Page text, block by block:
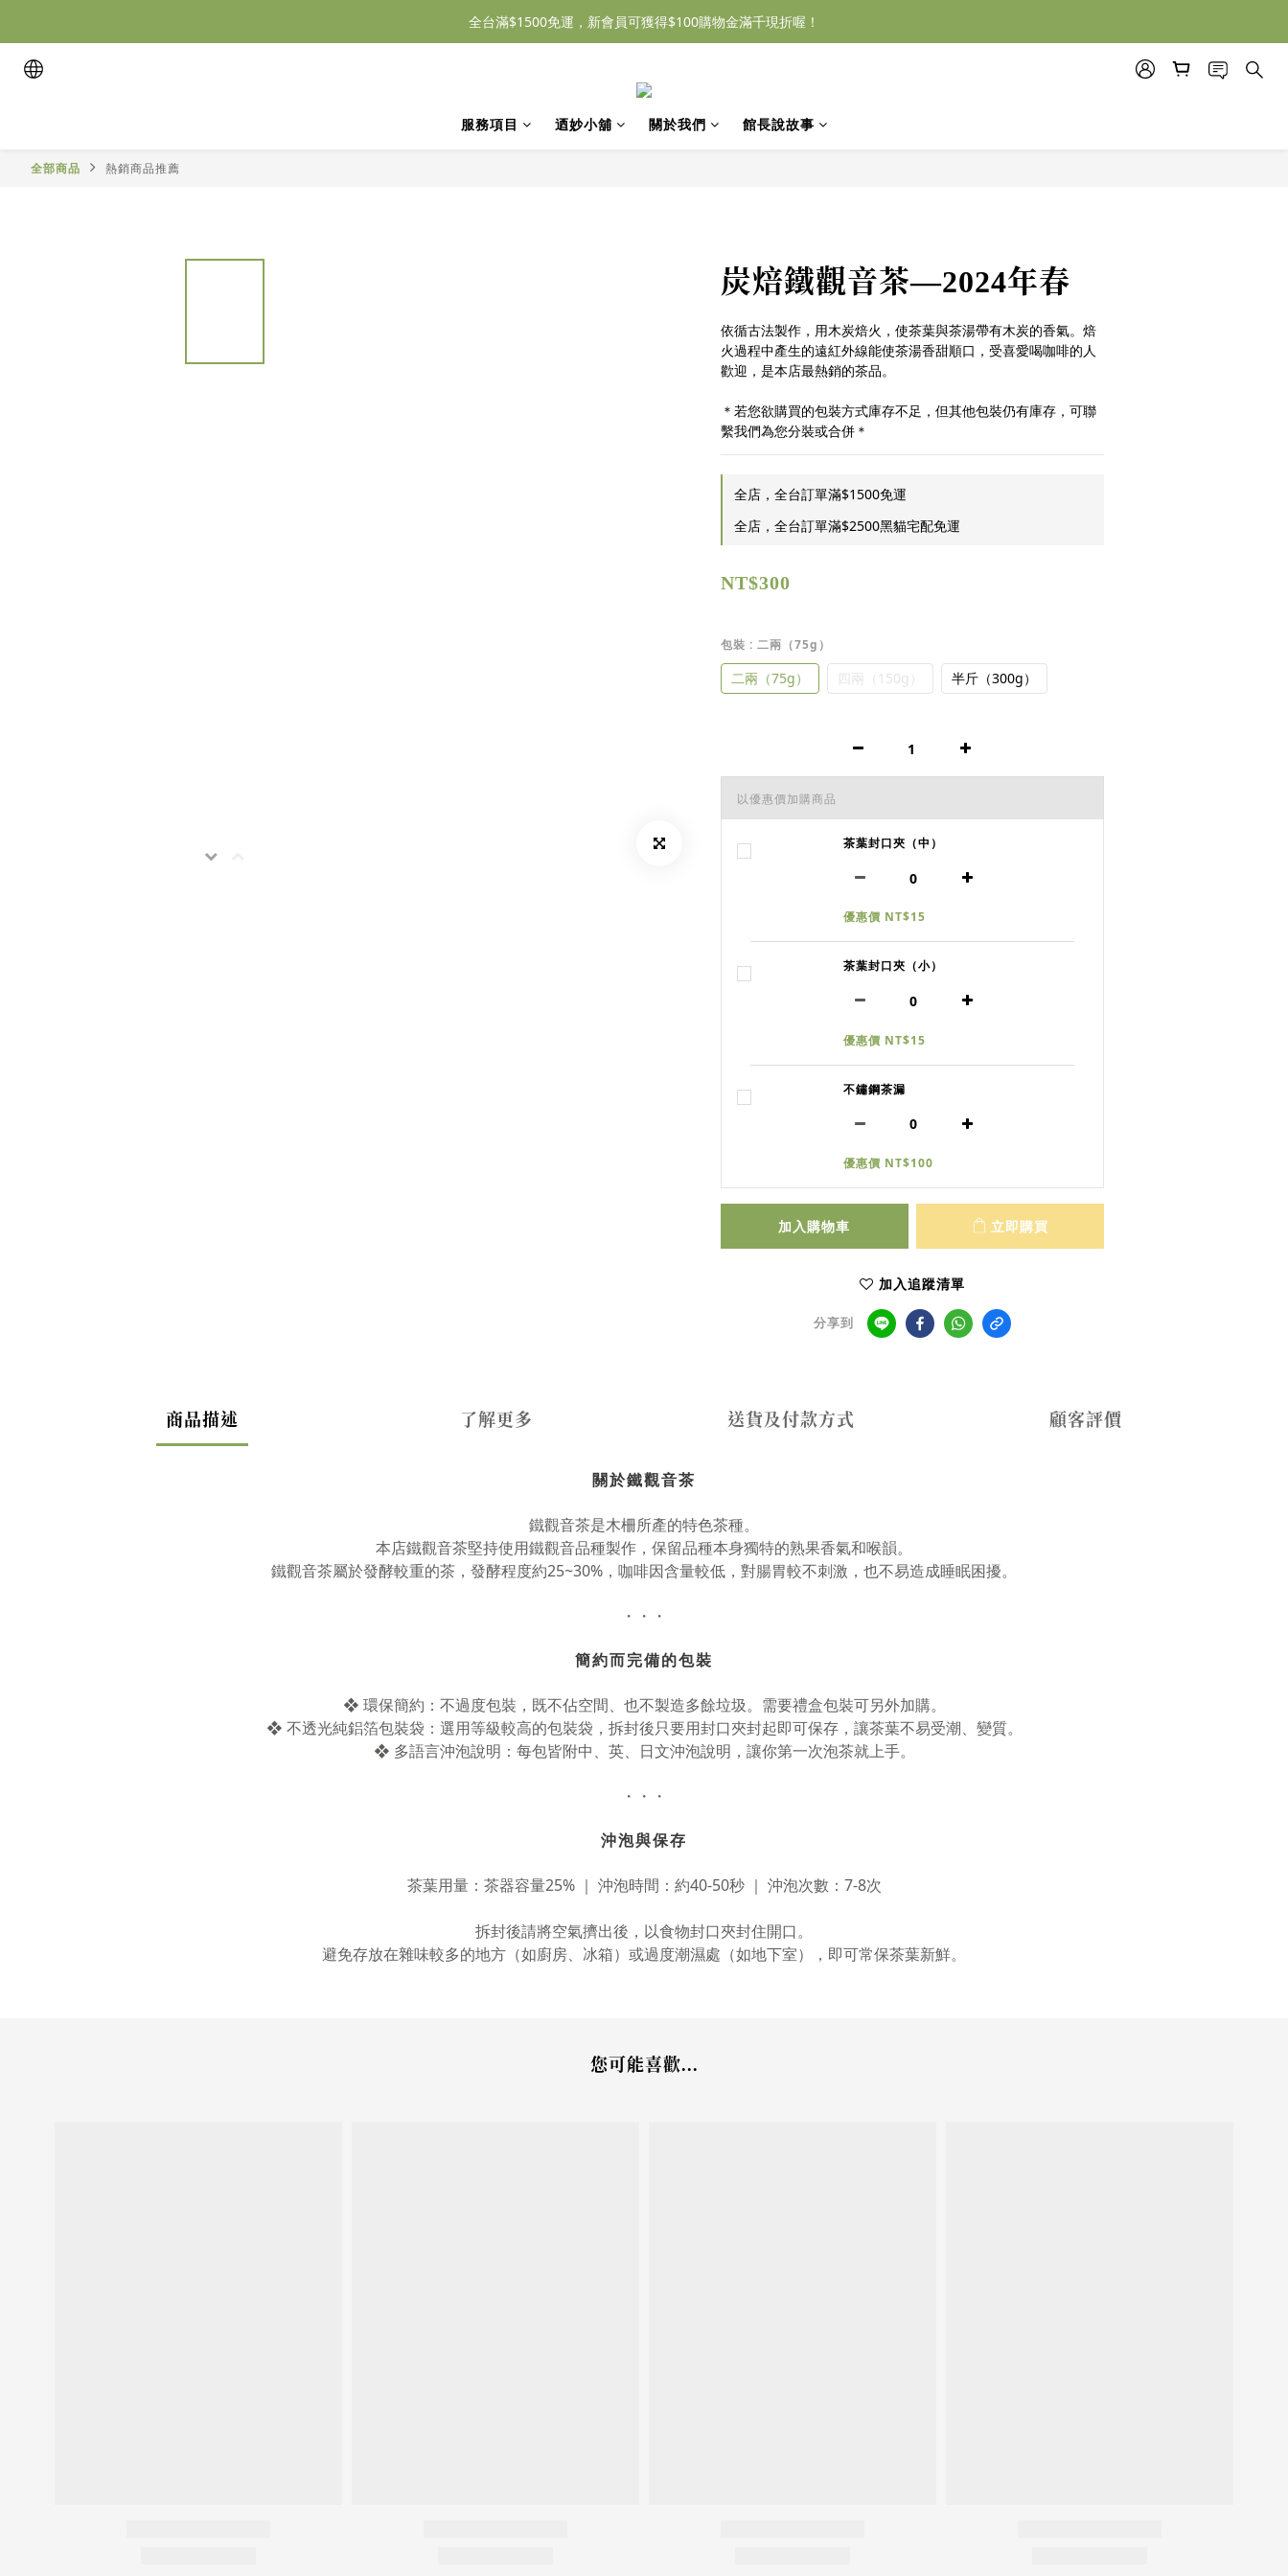
全台滿$1500免運，新會員可獲得$100購物金滿千現折喔！
服務項目 迺妙小舖 關於我們 館長說故事
全部商品 熱銷商品推薦
炭焙鐵觀音茶—2024年春
依循古法製作，用木炭焙火，使茶葉與茶湯帶有木炭的香氣。焙
火過程中產生的遠紅外線能使茶湯香甜順口，受喜愛喝咖啡的人
歡迎，是本店最熱銷的茶品。
＊若您欲購買的包裝方式庫存不足，但其他包裝仍有庫存，可聯
繫我們為您分裝或合併＊
全店，全台訂單滿$1500免運
全店，全台訂單滿$2500黑貓宅配免運
NT$300
包裝 : 二兩（75g）
二兩（75g） 四兩（150g） 半斤（300g）
以優惠價加購商品
茶葉封口夾（中）
優惠價 NT$15
茶葉封口夾（小）
優惠價 NT$15
不鏽鋼茶漏
優惠價 NT$100
加入購物車 立即購買
加入追蹤清單
分享到
商品描述 了解更多 送貨及付款方式 顧客評價
關於鐵觀音茶
鐵觀音茶是木柵所產的特色茶種。
本店鐵觀音茶堅持使用鐵觀音品種製作，保留品種本身獨特的熟果香氣和喉韻。
鐵觀音茶屬於發酵較重的茶，發酵程度約25~30%，咖啡因含量較低，對腸胃較不刺激，也不易造成睡眠困擾。
・・・
簡約而完備的包裝
❖ 環保簡約：不過度包裝，既不佔空間、也不製造多餘垃圾。需要禮盒包裝可另外加購。
❖ 不透光純鋁箔包裝袋：選用等級較高的包裝袋，拆封後只要用封口夾封起即可保存，讓茶葉不易受潮、變質。
❖ 多語言沖泡說明：每包皆附中、英、日文沖泡說明，讓你第一次泡茶就上手。
・・・
沖泡與保存
茶葉用量：茶器容量25% ｜ 沖泡時間：約40-50秒 ｜ 沖泡次數：7-8次
拆封後請將空氣擠出後，以食物封口夾封住開口。
避免存放在雜味較多的地方（如廚房、冰箱）或過度潮濕處（如地下室），即可常保茶葉新鮮。
您可能喜歡...